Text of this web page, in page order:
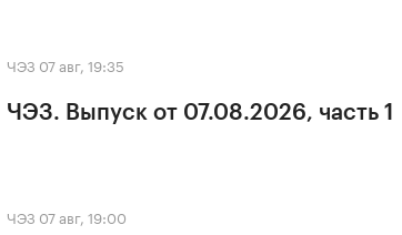
ЧЭЗ 07 авг, 19:35
ЧЭЗ. Выпуск от 07.08.2026, часть 1
ЧЭЗ 07 авг, 19:00